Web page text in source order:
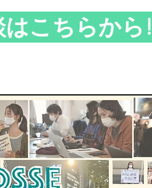
はこちらから!